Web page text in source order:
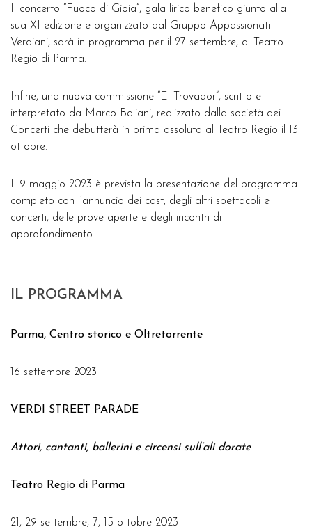
Il concerto “Fuoco di Gioia”, gala lirico benefico giunto alla
sua XI edizione e organizzato dal Gruppo Appassionati
Verdiani, sarà in programma per il 27 settembre, al Teatro
Regio di Parma.
Infine, una nuova commissione “El Trovador”, scritto e
interpretato da Marco Baliani, realizzato dalla società dei
Concerti che debutterà in prima assoluta al Teatro Regio il 13
ottobre.
Il 9 maggio 2023 è prevista la presentazione del programma
completo con l’annuncio dei cast, degli altri spettacoli e
concerti, delle prove aperte e degli incontri di
approfondimento.
IL PROGRAMMA
Parma, Centro storico e Oltretorrente
16 settembre 2023
VERDI STREET PARADE
Attori, cantanti, ballerini e circensi sull’ali dorate
Teatro Regio di Parma
21, 29 settembre, 7, 15 ottobre 2023